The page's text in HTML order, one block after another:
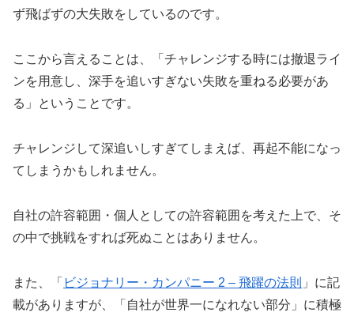
ず飛ばずの大失敗をしているのです。
ここから言えることは、「チャレンジする時には撤退ライ
ンを用意し、深手を追いすぎない失敗を重ねる必要があ
る」ということです。
チャレンジして深追いしすぎてしまえば、再起不能になっ
てしまうかもしれません。
自社の許容範囲・個人としての許容範囲を考えた上で、そ
の中で挑戦をすれば死ぬことはありません。
また、「 ビジョナリー・カンパニー 2 – 飛躍の法則 」に記
載がありますが、「自社が世界一になれない部分」に積極